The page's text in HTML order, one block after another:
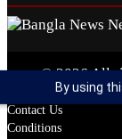
© 2026 All
Contact Us
Conditions
By using